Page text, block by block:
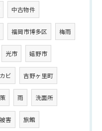
中古物件
福岡市博多区 梅雨
光市 嬉野市
ビ 吉野ヶ里町
雨 洗面所
害 旅館